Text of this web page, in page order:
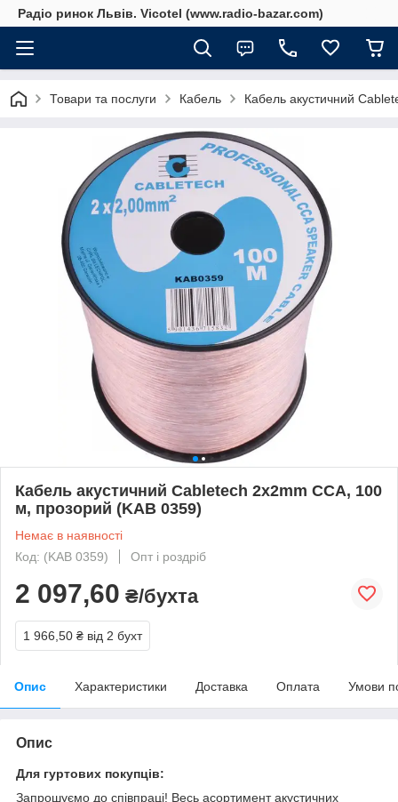
Радіо ринок Львів. Vicotel (www.radio-bazar.com)
Товари та послуги Кабель Кабель акустичний
Кабель акустичний Cabletech 2x2mm CCA, 100
м, прозорий (KAB 0359)
Немає в наявності
Код: (KAB 0359)
Опт і роздріб
2 097,60 ₴/бухта
1 966,50 ₴ від 2 бухт
Опис Характеристики Доставка Оплата Умови
Опис
Для гуртових покупців:
Запрошуємо до співпраці! Весь асортимент акустичних